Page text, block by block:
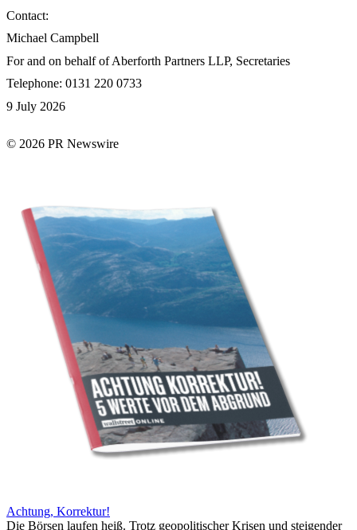
Contact:
Michael Campbell
For and on behalf of Aberforth Partners LLP, Secretaries
Telephone: 0131 220 0733
9 July 2026
© 2026 PR Newswire
Achtung, Korrektur!
Die Börsen laufen heiß. Trotz geopolitischer Krisen und steigender